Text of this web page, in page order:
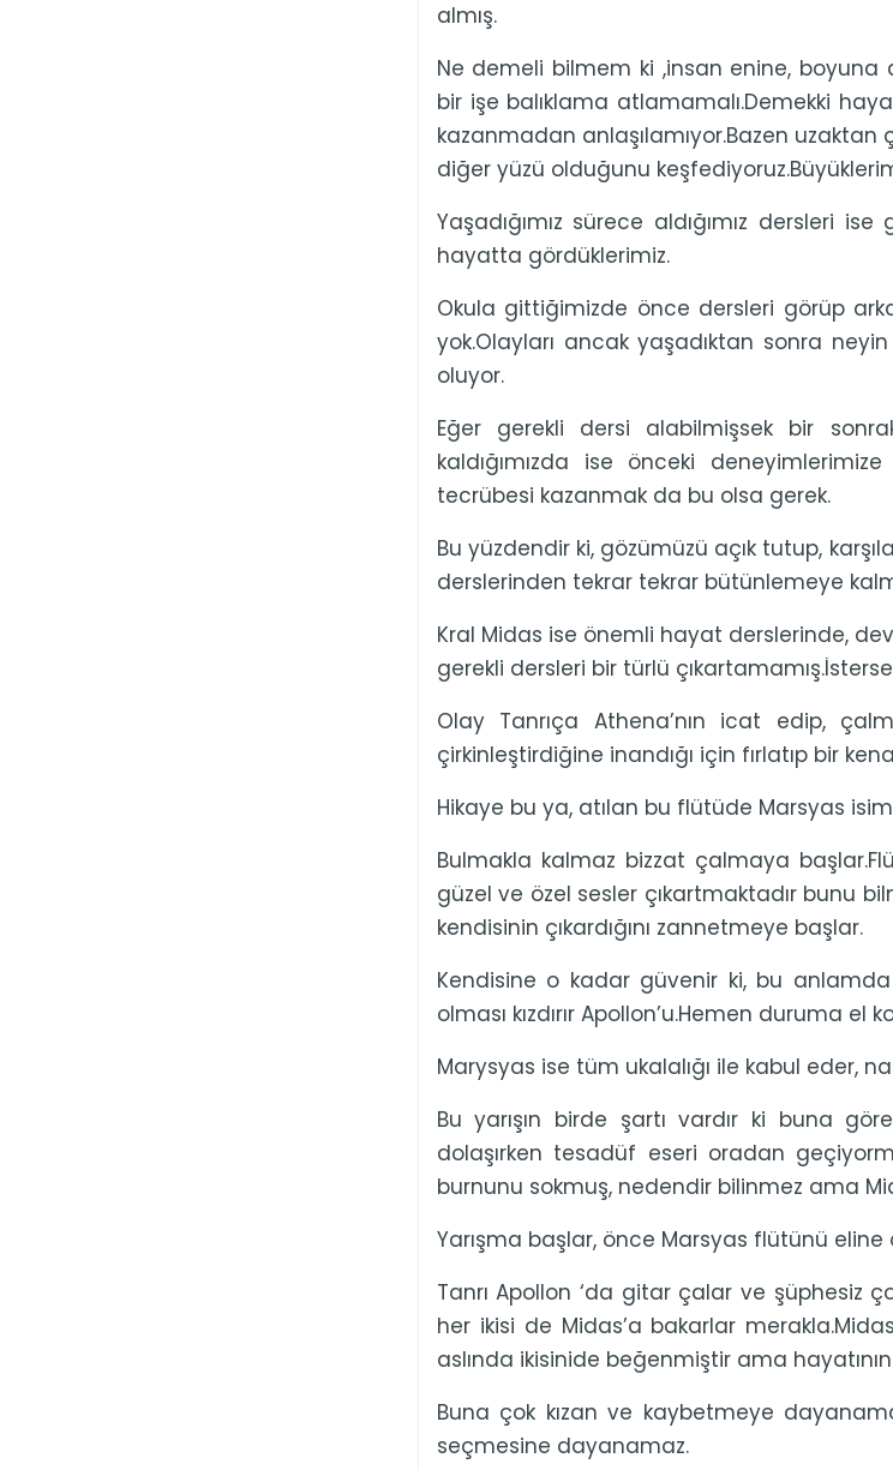
almış.
Ne demeli bilmem ki ,insan enine,
bir işe balıklama atlamamalı.Demekki
kazanmadan anlaşılamıyor.Bazen
diğer yüzü olduğunu
Yaşadığımız sürece aldığımız dersleri
hayatta gördüklerimiz.
Okula gittiğimizde önce dersleri görüp
yok.Olayları ancak yaşadıktan sonra
oluyor.
Eğer gerekli dersi alabilmişsek bir
kaldığımızda ise önceki
tecrübesi kazanmak da bu olsa gerek.
Bu yüzdendir ki, gözümüzü açık tutup,
derslerinden tekrar tekrar bütünlemeye
Kral Midas ise önemli hayat derslerinde,
gerekli dersleri bir türlü
Olay Tanrıça Athena’nın icat edip,
çirkinleştirdiğine inandığı için fırlatıp bir
Hikaye bu ya, atılan bu flütüde Marsyas
Bulmakla kalmaz bizzat çalmaya
güzel ve özel sesler çıkartmaktadır bunu
kendisinin çıkardığını zannetmeye başlar.
Kendisine o kadar güvenir ki, bu
olması kızdırır Apollon’u.Hemen duruma el
Marysyas ise tüm ukalalığı ile kabul eder,
Bu yarışın birde şartı vardır ki buna
dolaşırken tesadüf eseri oradan
burnunu sokmuş, nedendir bilinmez ama
Yarışma başlar, önce Marsyas flütünü
Tanrı Apollon ‘da gitar çalar ve şüphesiz
her ikisi de Midas’a bakarlar
aslında ikisinide beğenmiştir ama
Buna çok kızan ve kaybetmeye
seçmesine dayanamaz.